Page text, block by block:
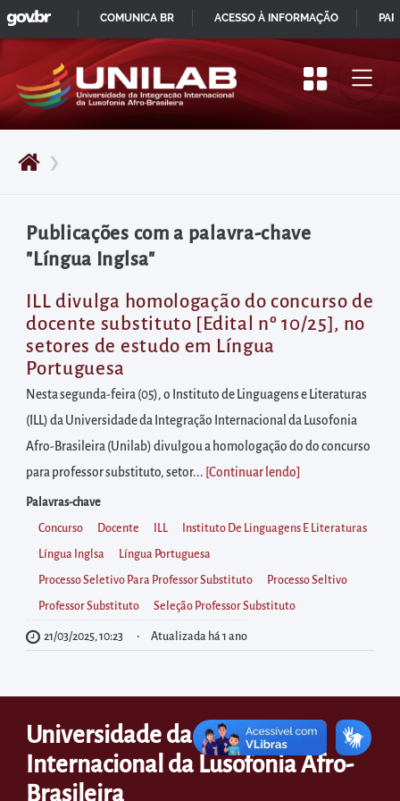
Pular
para
início
do
principal
Acessar
diretamente
o
menu
principal
Acessar
diretamente
à
área
para
realizar
buscas
internas
Acessar
diretamente
as
rodapé
❯
Publicações com a palavra-chave
"Língua Inglsa"
ILL divulga homologação do concurso de
docente substituto [Edital nº 10/25], no
setores de estudo em Língua
Portuguesa
Nesta segunda-feira (05), o Instituto de Linguagens e Literaturas
(ILL) da Universidade da Integração Internacional da Lusofonia
Afro-Brasileira (Unilab) divulgou a homologação do do concurso
para professor substituto, setor... [Continuar lendo
Palavras-chave
Concurso Docente ILL Instituto De Linguagens E Literaturas
Língua Inglsa Língua Portuguesa
Processo Seletivo Para Professor Substituto Processo Seltivo
Professor Substituto Seleção Professor Substituto
21/03/2025, 10:23 Atualizada há 1 ano
Universidade da Integração
Internacional da Lusofonia Afro-
Brasileira
IR
PARA
CONTEÚDO
GOVBR
COMUNICA BR ACESSO À INFORMAÇÃO